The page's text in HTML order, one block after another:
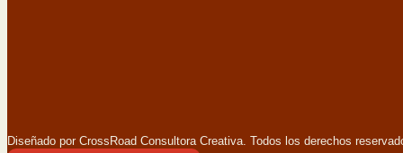
Diseñado por CrossRoad Consultora Creativa. Todos los derechos